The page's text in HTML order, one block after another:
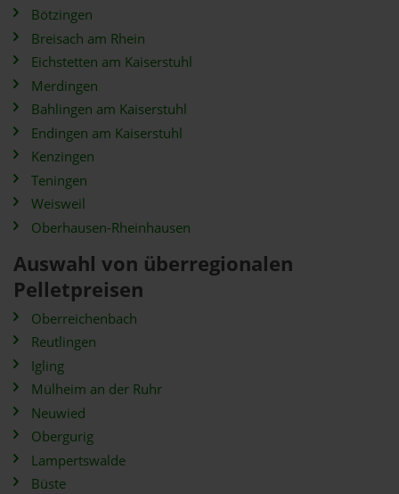
Bötzingen
Breisach am Rhein
Eichstetten am Kaiserstuhl
Merdingen
Bahlingen am Kaiserstuhl
Endingen am Kaiserstuhl
Kenzingen
Teningen
Weisweil
Oberhausen-Rheinhausen
Auswahl von überregionalen
Pelletpreisen
Oberreichenbach
Reutlingen
Igling
Mülheim an der Ruhr
Neuwied
Obergurig
Lampertswalde
Büste